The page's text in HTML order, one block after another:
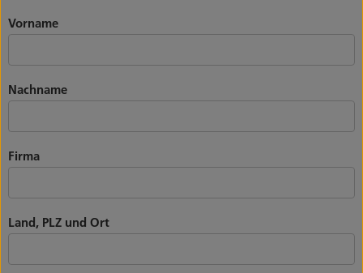
Vorname
Nachname
Firma
Land, PLZ und Ort